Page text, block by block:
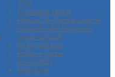
TTH
Coupure terre
Piquet de terre cuivre
Piquete de terre en
croix GALVA
Interrupteur
Prise + terre
BLOCHET
Peinture